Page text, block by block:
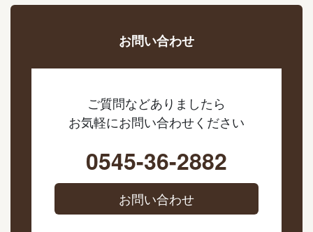
お問い合わせ
ご質問などありましたら
お気軽にお問い合わせください
0545-36-2882
お問い合わせ